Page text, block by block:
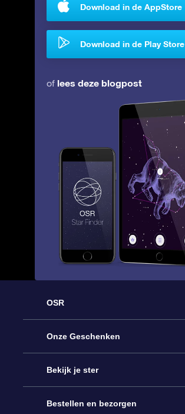
Download in de AppStore
Download in de Play Store
of lees deze blogpost
OSR
Service
Contact
Blog
Onze Geschenken
Online Star Gift
OSR Cadeaupakket
Bekijk je ster
Sterrenregister
Bestellen en bezorgen